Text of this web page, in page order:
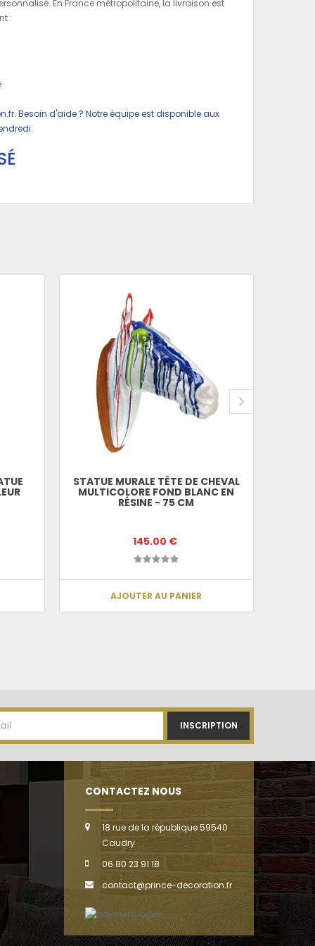
En France métropolitaine, la livraison est
:
. Besoin d'aide ? Notre équipe est disponible aux
STATUE MURALE TÊTE DE CHEVAL
MULTICOLORE FOND BLANC EN
RÉSINE - 75 CM
145.00 €
AJOUTER AU PANIER
INSCRIPTION
CONTACTEZ NOUS
18 rue de la république 59540
Caudry
06 80 23 91 18
contact@prince-decoration.fr